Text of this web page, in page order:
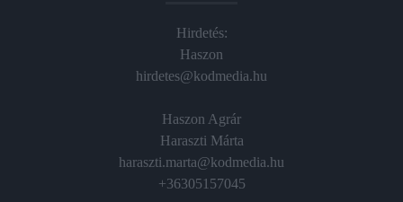
Hirdetés:
Haszon
hirdetes@kodmedia.hu
Haszon Agrár
Haraszti Márta
haraszti.marta@kodmedia.hu
+36305157045